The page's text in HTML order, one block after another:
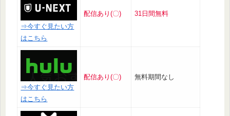
⇒今すぐ見たい方
はこちら
配信あり(〇) 31日間無料
⇒今すぐ見たい方
はこちら
配信あり(〇) 無料期間なし